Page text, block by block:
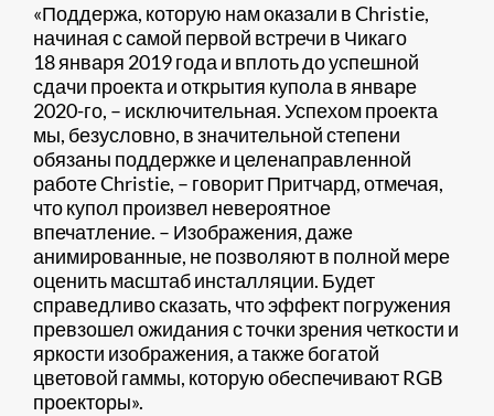
«Поддержа, которую нам оказали в Christie,
начиная с самой первой встречи в Чикаго
18 января 2019 года и вплоть до успешной
сдачи проекта и открытия купола в январе
2020-го, – исключительная. Успехом проекта
мы, безусловно, в значительной степени
обязаны поддержке и целенаправленной
работе Christie, – говорит Притчард, отмечая,
что купол произвел невероятное
впечатление. – Изображения, даже
анимированные, не позволяют в полной мере
оценить масштаб инсталляции. Будет
справедливо сказать, что эффект погружения
превзошел ожидания с точки зрения четкости и
яркости изображения, а также богатой
цветовой гаммы, которую обеспечивают RGB
проекторы».